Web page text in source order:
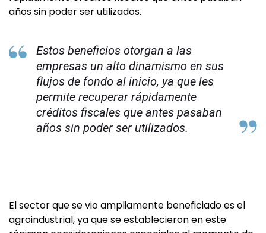
años sin poder ser utilizados.
Estos beneficios otorgan a las
empresas un alto dinamismo en sus
flujos de fondo al inicio, ya que les
permite recuperar rápidamente
créditos fiscales que antes pasaban
años sin poder ser utilizados.
El sector que se vio ampliamente beneficiado es el
agroindustrial, ya que se establecieron en este